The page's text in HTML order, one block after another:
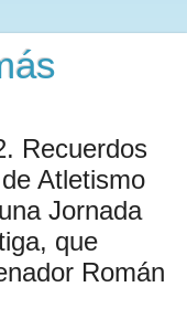
Recuerdos
Atletismo
Jornada
que
Román